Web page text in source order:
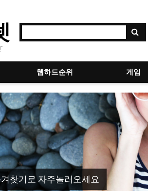
웹하드순위 게임
찾기로 자주놀러오세요